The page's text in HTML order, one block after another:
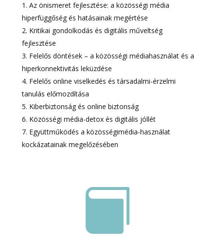
Az önismeret fejlesztése: a közösségi média
hiperfüggőség és hatásainak megértése
Kritikai gondolkodás és digitális műveltség
fejlesztése
Felelős döntések – a közösségi médiahasználat és a
hiperkonnektivitás leküzdése
Felelős online viselkedés és társadalmi-érzelmi
tanulás előmozdítása
Kiberbiztonság és online biztonság
Közösségi média-detox és digitális jóllét
Együttműködés a közösségimédia-használat
kockázatainak megelőzésében
